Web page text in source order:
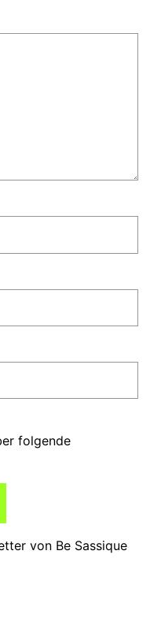
folgende
von Be Sassique